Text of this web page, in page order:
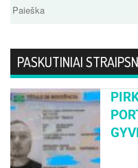
PASKUTINIAI